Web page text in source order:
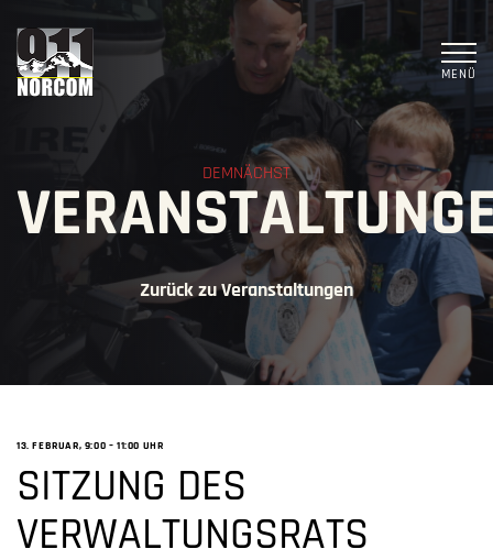
MENÜ
DEMNÄCHST
Zurück zu Veranstaltungen
13. FEBRUAR, 9:00 –11:00 UHR
SITZUNG DES
VERWALTUNGSRATS